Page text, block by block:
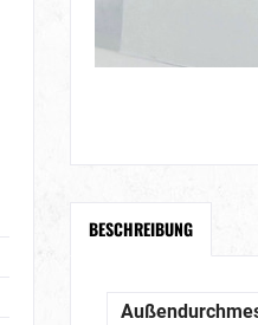
BESCHREIBUNG